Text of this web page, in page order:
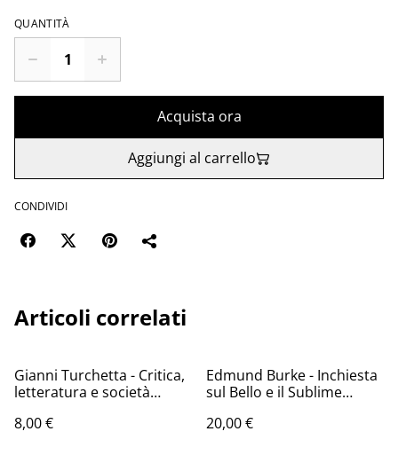
QUANTITÀ
Acquista ora
Aggiungi al carrello
CONDIVIDI
Articoli correlati
Gianni Turchetta - Critica,
letteratura e società
8,00 €
Edmund Burke - Inchiesta
sul Bello e il Sublime
20,00 €